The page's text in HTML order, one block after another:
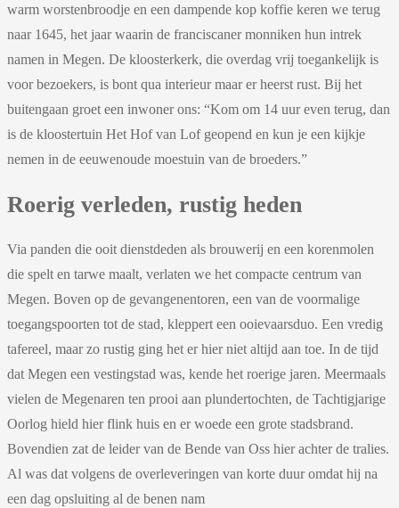
warm worstenbroodje en een dampende kop koffie keren we terug
naar 1645, het jaar waarin de franciscaner monniken hun intrek
namen in Megen. De kloosterkerk, die overdag vrij toegankelijk is
voor bezoekers, is bont qua interieur maar er heerst rust. Bij het
buitengaan groet een inwoner ons: “Kom om 14 uur even terug, dan
is de kloostertuin Het Hof van Lof geopend en kun je een kijkje
nemen in de eeuwenoude moestuin van de broeders.”
Roerig verleden, rustig heden
Via panden die ooit dienstdeden als brouwerij en een korenmolen
die spelt en tarwe maalt, verlaten we het compacte centrum van
Megen. Boven op de gevangenentoren, een van de voormalige
toegangspoorten tot de stad, kleppert een ooievaarsduo. Een vredig
tafereel, maar zo rustig ging het er hier niet altijd aan toe. In de tijd
dat Megen een vestingstad was, kende het roerige jaren. Meermaals
vielen de Megenaren ten prooi aan plundertochten, de Tachtigjarige
Oorlog hield hier flink huis en er woede een grote stadsbrand.
Bovendien zat de leider van de Bende van Oss hier achter de tralies.
Al was dat volgens de overleveringen van korte duur omdat hij na
een dag opsluiting al de benen nam